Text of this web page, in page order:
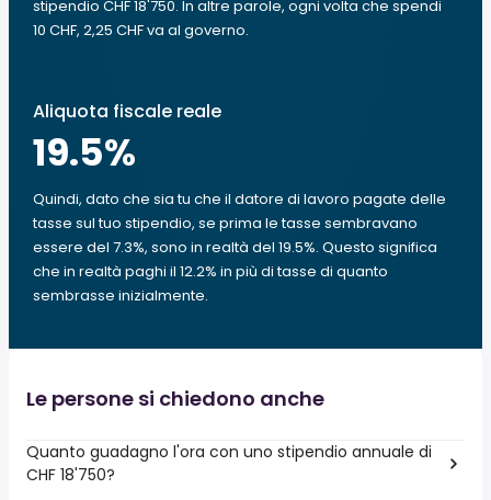
stipendio CHF 18'750. In altre parole, ogni volta che spendi
10 CHF, 2,25 CHF va al governo.
Aliquota fiscale reale
19.5%
Quindi, dato che sia tu che il datore di lavoro pagate delle
tasse sul tuo stipendio, se prima le tasse sembravano
essere del 7.3%, sono in realtà del 19.5%. Questo significa
che in realtà paghi il 12.2% in più di tasse di quanto
sembrasse inizialmente.
Le persone si chiedono anche
Quanto guadagno l'ora con uno stipendio annuale di
CHF 18'750?